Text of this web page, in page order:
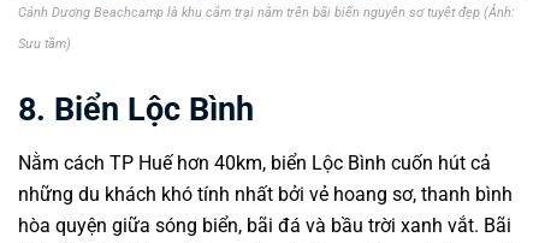
Cảnh Dương Beachcamp là khu cắm trại nằm trên bãi biển nguyên sơ tuyệt đẹp (Ảnh:
Sưu tầm)
8. Biển Lộc Bình
Nằm cách TP Huế hơn 40km, biển Lộc Bình cuốn hút cả
những du khách khó tính nhất bởi vẻ hoang sơ, thanh bình
hòa quyện giữa sóng biển, bãi đá và bầu trời xanh vắt. Bãi